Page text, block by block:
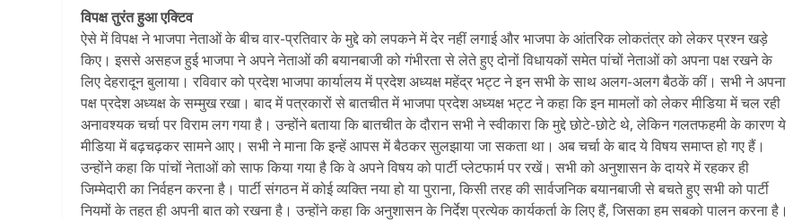
विपक्ष तुरंत हुआ एक्टिव
ऐसे में विपक्ष ने भाजपा नेताओं के बीच वार-प्रतिवार के मुद्दे को लपकने में देर नहीं लगाई और भाजपा के आंतरिक लोकतंत्र को लेकर प्रश्न खड़े
किए। इससे असहज हुई भाजपा ने अपने नेताओं की बयानबाजी को गंभीरता से लेते हुए दोनों विधायकों समेत पांचों नेताओं को अपना पक्ष रखने के
लिए देहरादून बुलाया। रविवार को प्रदेश भाजपा कार्यालय में प्रदेश अध्यक्ष महेंद्र भट्ट ने इन सभी के साथ अलग-अलग बैठकें कीं। सभी ने अपना
पक्ष प्रदेश अध्यक्ष के सम्मुख रखा। बाद में पत्रकारों से बातचीत में भाजपा प्रदेश अध्यक्ष भट्ट ने कहा कि इन मामलों को लेकर मीडिया में चल रही
अनावश्यक चर्चा पर विराम लग गया है। उन्होंने बताया कि बातचीत के दौरान सभी ने स्वीकारा कि मुद्दे छोटे-छोटे थे, लेकिन गलतफहमी के कारण ये
मीडिया में बढ़चढ़कर सामने आए। सभी ने माना कि इन्हें आपस में बैठकर सुलझाया जा सकता था। अब चर्चा के बाद ये विषय समाप्त हो गए हैं।
उन्होंने कहा कि पांचों नेताओं को साफ किया गया है कि वे अपने विषय को पार्टी प्लेटफार्म पर रखें। सभी को अनुशासन के दायरे में रहकर ही
जिम्मेदारी का निर्वहन करना है। पार्टी संगठन में कोई व्यक्ति नया हो या पुराना, किसी तरह की सार्वजनिक बयानबाजी से बचते हुए सभी को पार्टी
नियमों के तहत ही अपनी बात को रखना है। उन्होंने कहा कि अनुशासन के निर्देश प्रत्येक कार्यकर्ता के लिए हैं, जिसका हम सबको पालन करना है।